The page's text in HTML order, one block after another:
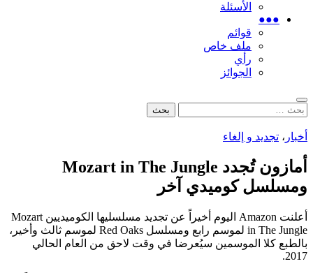
الأسئلة
●●●
قوائم
ملف خاص
رأي
الجوائز
بحث
البحث
أخبار ، تجديد و إلغاء
أمازون تُجدد Mozart in The Jungle
ومسلسل كوميدي آخر
أعلنت Amazon اليوم أخيراً عن تجديد مسلسليها الكوميديين Mozart
in The Jungle لموسم رابع ومسلسل Red Oaks لموسم ثالث وأخير،
بالطبع كلا الموسمين سيُعرضا في وقت لاحق من العام الحالي
2017.